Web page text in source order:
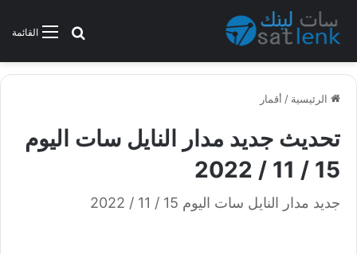
القائمةبحث عن
الرئيسية / أقمار
تحديث جديد مدار النايل سات اليوم
15 / 11 / 2022
جديد مدار النايل سات اليوم 15 / 11 / 2022